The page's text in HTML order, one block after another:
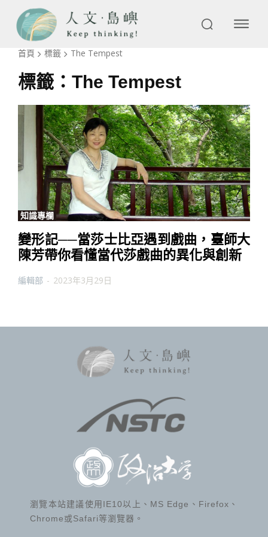
首頁 標籤 The Tempest
標籤： The Tempest
知識專欄
變形記──當莎士比亞遇到戲曲，臺師大
陳芳帶你看懂當代莎戲曲的異化與創新
編輯部 - 2023年3月29日
瀏覽本站建議使用IE10以上、MS Edge、Firefox、
Chrome或Safari等瀏覽器。